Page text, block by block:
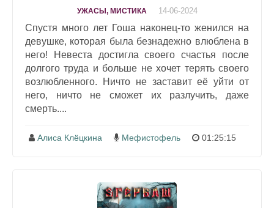
УЖАСЫ, МИСТИКА 14-06-2024
Спустя много лет Гоша наконец-то женился на
девушке, которая была безнадежно влюблена в
него! Невеста достигла своего счастья после
долгого труда и больше не хочет терять своего
возлюбленного. Ничто не заставит её уйти от
него, ничто не сможет их разлучить, даже
смерть....
Алиса Клёцкина Мефистофель 01:25:15